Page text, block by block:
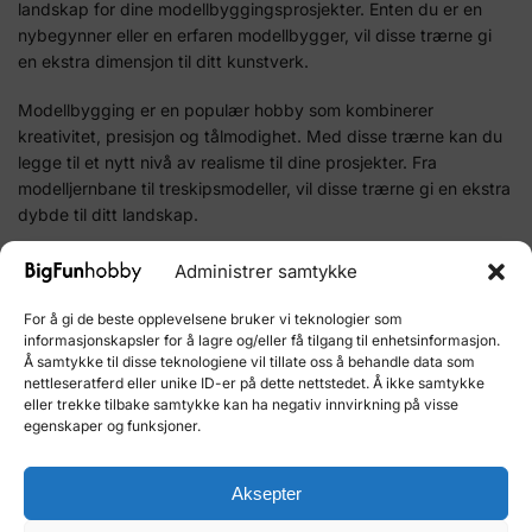
Administrer samtykke
For å gi de beste opplevelsene bruker vi teknologier som
informasjonskapsler for å lagre og/eller få tilgang til enhetsinformasjon.
Å samtykke til disse teknologiene vil tillate oss å behandle data som
nettleseratferd eller unike ID-er på dette nettstedet. Å ikke samtykke
eller trekke tilbake samtykke kan ha negativ innvirkning på visse
egenskaper og funksjoner.
Aksepter
landskap for dine modellbyggingsprosjekter. Enten du er en
nybegynner eller en erfaren modellbygger, vil disse trærne gi
en ekstra dimensjon til ditt kunstverk.
Modellbygging er en populær hobby som kombinerer
kreativitet, presisjon og tålmodighet. Med disse trærne kan du
legge til et nytt nivå av realisme til dine prosjekter. Fra
modelljernbane til treskipsmodeller, vil disse trærne gi en ekstra
dybde til ditt landskap.
Ikke vent lenger, gi dine byggesett for voksne en naturlig touch
settet med frukttrær med hvite blomster i din samling.
Produktnummer: NO-25111
Kategori: NOCH Landskap og Detaljer
Relaterte produkter